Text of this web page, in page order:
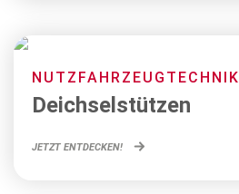
NUTZFAHRZEUGTECHNIK
Deichselstützen
JETZT ENTDECKEN!